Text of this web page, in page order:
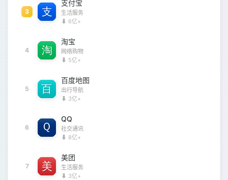
3
支付宝
生活服务
⬇ 6亿+
4
淘宝
网络购物
⬇ 5亿+
5
百度地图
出行导航
⬇ 3亿+
6
QQ
社交通讯
⬇ 8亿+
7
美团
生活服务
⬇ 3亿+